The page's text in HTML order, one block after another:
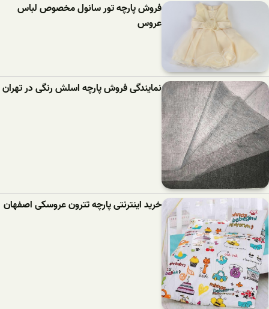
فروش پارچه تور سانول مخصوص لباس
عروس
نمایندگی فروش پارچه اسلش رنگی در تهران
خرید اینترنتی پارچه تترون عروسکی اصفهان